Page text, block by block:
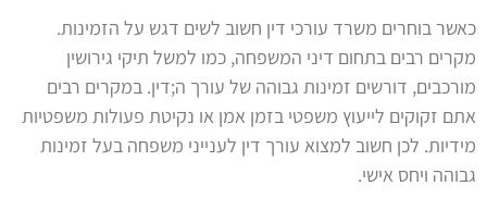
כאשר בוחרים משרד עורכי דין חשוב לשים דגש על הזמינות.
מקרים רבים בתחום דיני המשפחה, כמו למשל תיקי גירושין
מורכבים, דורשים זמינות גבוהה של עורך ה;דין. במקרים רבים
אתם זקוקים לייעוץ משפטי בזמן אמן או נקיטת פעולות משפטיות
מידיות. לכן חשוב למצוא עורך דין לענייני משפחה בעל זמינות
גבוהה ויחס אישי.